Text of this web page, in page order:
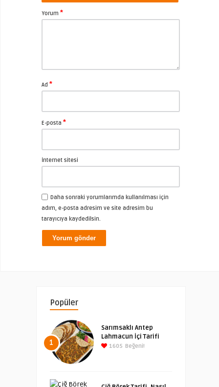
Yorum *
Ad *
E-posta *
İnternet sitesi
Daha sonraki yorumlarımda kullanılması için
adım, e-posta adresim ve site adresim bu
tarayıcıya kaydedilsin.
Popüler
1
Sarımsaklı Antep
Lahmacun İçi Tarifi
1605 Beğeni!